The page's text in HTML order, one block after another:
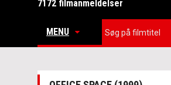
7172 filmanmeldelser
MENU